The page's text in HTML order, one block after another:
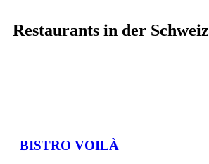
Restaurants in der Schweiz
BISTRO VOILÀ